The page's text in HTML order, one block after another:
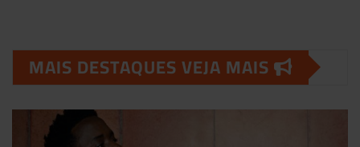
MAIS DESTAQUES VEJA MAIS